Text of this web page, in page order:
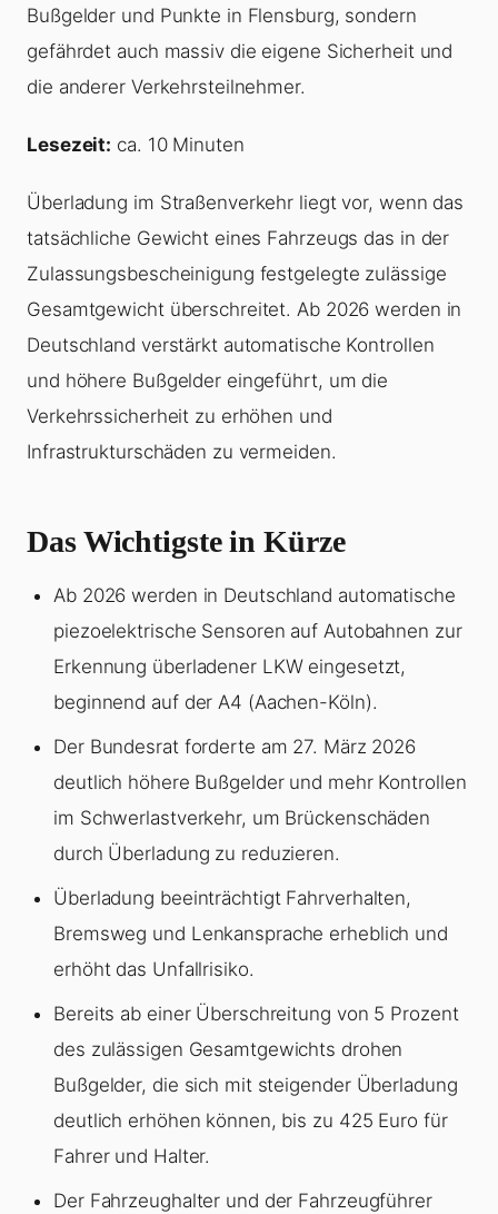
Bußgelder und Punkte in Flensburg, sondern
gefährdet auch massiv die eigene Sicherheit und
die anderer Verkehrsteilnehmer.
Lesezeit: ca. 10 Minuten
Überladung im Straßenverkehr liegt vor, wenn das
tatsächliche Gewicht eines Fahrzeugs das in der
Zulassungsbescheinigung festgelegte zulässige
Gesamtgewicht überschreitet. Ab 2026 werden in
Deutschland verstärkt automatische Kontrollen
und höhere Bußgelder eingeführt, um die
Verkehrssicherheit zu erhöhen und
Infrastrukturschäden zu vermeiden.
Das Wichtigste in Kürze
Ab 2026 werden in Deutschland automatische
piezoelektrische Sensoren auf Autobahnen zur
Erkennung überladener LKW eingesetzt,
beginnend auf der A4 (Aachen-Köln).
Der Bundesrat forderte am 27. März 2026
deutlich höhere Bußgelder und mehr Kontrollen
im Schwerlastverkehr, um Brückenschäden
durch Überladung zu reduzieren.
Überladung beeinträchtigt Fahrverhalten,
Bremsweg und Lenkansprache erheblich und
erhöht das Unfallrisiko.
Bereits ab einer Überschreitung von 5 Prozent
des zulässigen Gesamtgewichts drohen
Bußgelder, die sich mit steigender Überladung
deutlich erhöhen können, bis zu 425 Euro für
Fahrer und Halter.
Der Fahrzeughalter und der Fahrzeugführer